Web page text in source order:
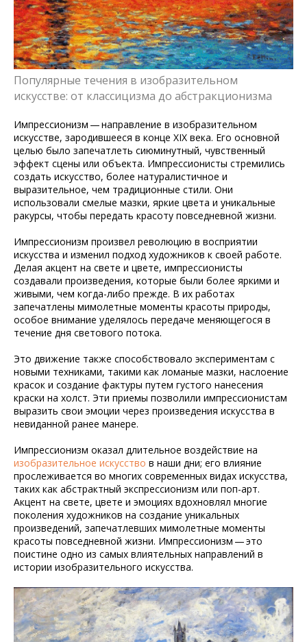
Популярные течения в изобразительном
искусстве: от классицизма до абстракционизма
Импрессионизм — направление в изобразительном
искусстве, зародившееся в конце XIX века. Его основной
целью было запечатлеть сиюминутный, чувственный
эффект сцены или объекта. Импрессионисты стремились
создать искусство, более натуралистичное и
выразительное, чем традиционные стили. Они
использовали смелые мазки, яркие цвета и уникальные
ракурсы, чтобы передать красоту повседневной жизни.
Импрессионизм произвел революцию в восприятии
искусства и изменил подход художников к своей работе.
Делая акцент на свете и цвете, импрессионисты
создавали произведения, которые были более яркими и
живыми, чем когда-либо прежде. В их работах
запечатлены мимолетные моменты красоты природы,
особое внимание уделялось передаче меняющегося в
течение дня светового потока.
Это движение также способствовало экспериментам с
новыми техниками, такими как ломаные мазки, наслоение
красок и создание фактуры путем густого нанесения
краски на холст. Эти приемы позволили импрессионистам
выразить свои эмоции через произведения искусства в
невиданной ранее манере.
Импрессионизм оказал длительное воздействие на
изобразительное искусство в наши дни; его влияние
прослеживается во многих современных видах искусства,
таких как абстрактный экспрессионизм или поп-арт.
Акцент на свете, цвете и эмоциях вдохновлял многие
поколения художников на создание уникальных
произведений, запечатлевших мимолетные моменты
красоты повседневной жизни. Импрессионизм — это
поистине одно из самых влиятельных направлений в
истории изобразительного искусства.